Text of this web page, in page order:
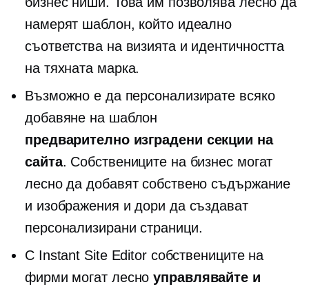
намерят шаблон, който идеално
съответства на визията и идентичността
на тяхната марка.
Възможно е да персонализирате всяко
добавяне на шаблон
предварително изградени секции на
сайта. Собствениците на бизнес могат
лесно да добавят собствено съдържание
и изображения и дори да създават
персонализирани страници.
С Instant Site Editor собствениците на
фирми могат лесноуправлявайте и